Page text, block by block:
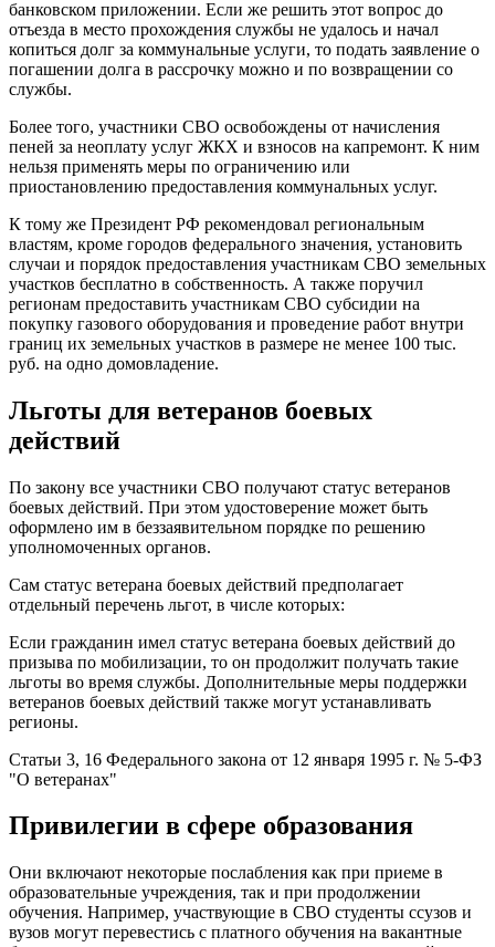
банковском приложении. Если же решить этот вопрос до
отъезда в место прохождения службы не удалось и начал
копиться долг за коммунальные услуги, то подать заявление о
погашении долга в рассрочку можно и по возвращении со
службы.
Более того, участники СВО освобождены от начисления
пеней за неоплату услуг ЖКХ и взносов на капремонт. К ним
нельзя применять меры по ограничению или
приостановлению предоставления коммунальных услуг.
К тому же Президент РФ рекомендовал региональным
властям, кроме городов федерального значения, установить
случаи и порядок предоставления участникам СВО земельных
участков бесплатно в собственность. А также поручил
регионам предоставить участникам СВО субсидии на
покупку газового оборудования и проведение работ внутри
границ их земельных участков в размере не менее 100 тыс.
руб. на одно домовладение.
Льготы для ветеранов боевых
действий
По закону все участники СВО получают статус ветеранов
боевых действий. При этом удостоверение может быть
оформлено им в беззаявительном порядке по решению
уполномоченных органов.
Сам статус ветерана боевых действий предполагает
отдельный перечень льгот, в числе которых:
Если гражданин имел статус ветерана боевых действий до
призыва по мобилизации, то он продолжит получать такие
льготы во время службы. Дополнительные меры поддержки
ветеранов боевых действий также могут устанавливать
регионы.
Статьи 3, 16 Федерального закона от 12 января 1995 г. № 5-ФЗ
"О ветеранах"
Привилегии в сфере образования
Они включают некоторые послабления как при приеме в
образовательные учреждения, так и при продолжении
обучения. Например, участвующие в СВО студенты ссузов и
вузов могут перевестись с платного обучения на вакантные